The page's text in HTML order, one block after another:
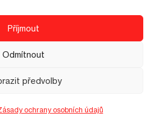
Příjmout
Odmítnout
předvolby
ochrany osobních údajů